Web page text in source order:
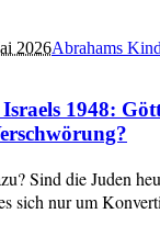
2026Abrahams
1948:
Sind die Juden
sich nur um